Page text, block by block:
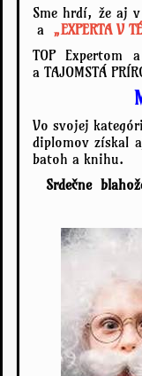
Sme hrdí, že aj
a „EXPERTA V
TOP Expertom
a TAJOMSTÁ
Vo svojej
diplomov získal
batoh a
Srdečne